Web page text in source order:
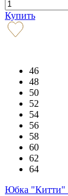
Купить
46
48
50
52
54
56
58
60
62
64
Юбка "Китти"